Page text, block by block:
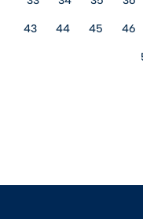
43 44 45 46